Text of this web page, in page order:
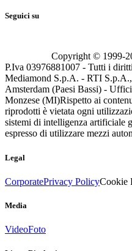
Seguici su
Copyright © 1999-
P.Iva 03976881007 - Tutti i
Mediamond S.p.A. - RTI
Amsterdam (Paesi Bassi) -
Monzese (MI)Rispetto ai
riprodotti è vietata ogni
sistemi di intelligenza artificiale
espresso di utilizzare mezzi
Legal
CorporatePrivacy PolicyCookie
Media
VideoFoto